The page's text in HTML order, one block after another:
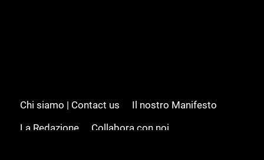
Chi siamo | Contact us
Il nostro Manifesto
La Redazione
Collabora con noi